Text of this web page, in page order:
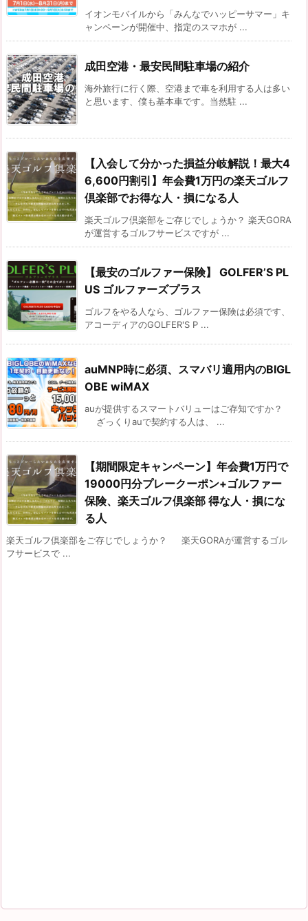
イオンモバイルから「みんなでハッピーサマー」キ
ャンペーンが開催中、指定のスマホが ...
成田空港・最安民間駐車場の紹介
海外旅行に行く際、空港まで車を利用する人は多い
と思います、僕も基本車です。当然駐 ...
【入会して分かった損益分岐解説！最大4
6,600円割引】年会費1万円の楽天ゴルフ
倶楽部でお得な人・損になる人
楽天ゴルフ倶楽部をご存じでしょうか？ 楽天GORA
が運営するゴルフサービスですが ...
【最安のゴルファー保険】 GOLFER’S PL
US ゴルファーズプラス
ゴルフをやる人なら、ゴルファー保険は必須です、
アコーディアのGOLFER'S P ...
auMNP時に必須、スマバリ適用内のBIGL
OBE wiMAX
auが提供するスマートバリューはご存知ですか？
ざっくりauで契約する人は、 ...
【期間限定キャンペーン】年会費1万円で
19000円分プレークーポン+ゴルファー
保険、楽天ゴルフ倶楽部 得な人・損にな
る人
楽天ゴルフ倶楽部をご存じでしょうか？ 楽天GORAが運営するゴル
フサービスで ...